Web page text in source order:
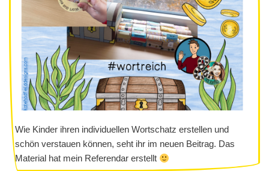
Wie Kinder ihren individuellen Wortschatz erstellen und
schön verstauen können, seht ihr im neuen Beitrag. Das
Material hat mein Referendar erstellt